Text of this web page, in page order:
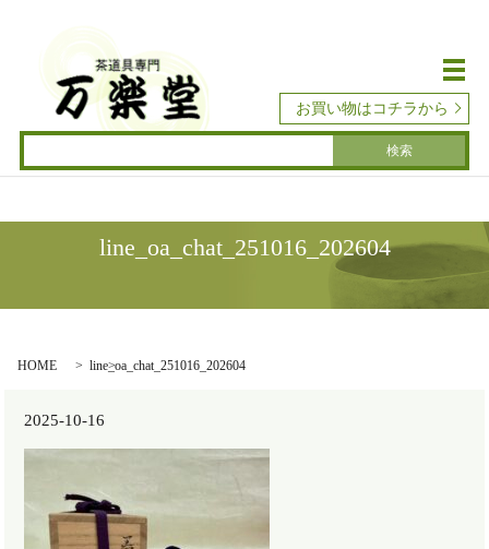
メ
お買い物はコチラから
line_oa_chat_251016_202604
HOME line_oa_chat_251016_202604
2025-10-16